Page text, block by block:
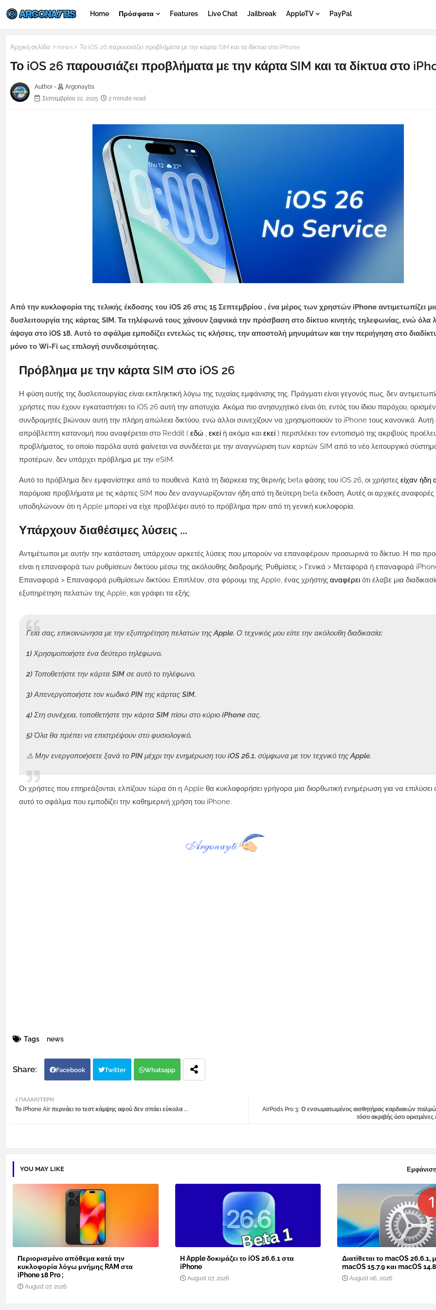
Home Πρόσφατα Features Live Chat Jailbreak AppleTV PayPal
Αρχική σελίδα news Το iOS 26 παρουσιάζει προβλήματα με την κάρτα SIM και τα δίκτυα στο iPhone
Το iOS 26 παρουσιάζει προβλήματα με την κάρτα SIM και τα δίκτυα στο
Author -
Argonaytis
Σεπτεμβρίου 22, 2025
2 minute read
Από την κυκλοφορία της τελικής έκδοσης του iOS 26 στις 15 Σεπτεμβρίου , ένα μέρος των χρηστών iPhone αντιμετωπίζει
δυσλειτουργία της κάρτας SIM. Τα τηλέφωνά τους χάνουν ξαφνικά την πρόσβαση στο δίκτυο κινητής τηλεφωνίας, ενώ όλα
άψογα στο iOS 18. Αυτό το σφάλμα εμποδίζει εντελώς τις κλήσεις, την αποστολή μηνυμάτων και την περιήγηση στο
μόνο το Wi-Fi ως επιλογή συνδεσιμότητας.
Πρόβλημα με την κάρτα SIM στο iOS 26
Η φύση αυτής της δυσλειτουργίας είναι εκπληκτική λόγω της τυχαίας εμφάνισης της. Πράγματι είναι γεγονός πως, δεν
χρήστες που έχουν εγκαταστήσει το iOS 26 αυτή την αποτυχία. Ακόμα πιο ανησυχητικό είναι ότι, εντός του ίδιου παρόχου,
συνδρομητές βιώνουν αυτή την πλήρη απώλεια δικτύου, ενώ άλλοι συνεχίζουν να χρησιμοποιούν το iPhone τους κανονικά. Αυτή
απρόβλεπτη κατανομή που αναφέρεται στο Reddit ( εδώ , εκεί ή ακόμα και εκεί ) περιπλέκει τον εντοπισμό της ακριβούς
προβλήματος, το οποίο παρόλα αυτά φαίνεται να συνδέεται με την αναγνώριση των καρτών SIM από το νέο λειτουργικό
προτέρων, δεν υπάρχει πρόβλημα με την eSIM.
Αυτό το πρόβλημα δεν εμφανίστηκε από το πουθενά. Κατά τη διάρκεια της θερινής beta φάσης του iOS 26, οι χρήστες είχαν ήδη
παρόμοια προβλήματα με τις κάρτες SIM που δεν αναγνωρίζονταν ήδη από τη δεύτερη beta έκδοση. Αυτές οι αρχικές αναφορές
υποδηλώνουν ότι η Apple μπορεί να είχε προβλέψει αυτό το πρόβλημα πριν από τη γενική κυκλοφορία.
Υπάρχουν διαθέσιμες λύσεις ...
Αντιμέτωποι με αυτήν την κατάσταση, υπάρχουν αρκετές λύσεις που μπορούν να επαναφέρουν προσωρινά το δίκτυο. Η πιο
είναι η επαναφορά των ρυθμίσεων δικτύου μέσω της ακόλουθης διαδρομής: Ρυθμίσεις > Γενικά > Μεταφορά ή επαναφορά
Επαναφορά > Επαναφορά ρυθμίσεων δικτύου. Επιπλέον, στα φόρουμ της Apple, ένας χρήστης αναφέρει ότι έλαβε μια
εξυπηρέτηση πελατών της Apple, και γράφει τα εξής:
Γεια σας, επικοινώνησα με την εξυπηρέτηση πελατών της Apple. Ο τεχνικός μου είπε την ακόλουθη διαδικασία:
1) Χρησιμοποιήστε ένα δεύτερο τηλέφωνο.
2) Τοποθετήστε την κάρτα SIM σε αυτό το τηλέφωνο.
3) Απενεργοποιήστε τον κωδικό PIN της κάρτας SIM.
4) Στη συνέχεια, τοποθετήστε την κάρτα SIM πίσω στο κύριο iPhone σας.
5) Όλα θα πρέπει να επιστρέψουν στο φυσιολογικό.
⚠️ Μην ενεργοποιήσετε ξανά το PIN μέχρι την ενημέρωση του iOS 26.1, σύμφωνα με τον τεχνικό της Apple.
Οι χρήστες που επηρεάζονται, ελπίζουν τώρα ότι η Apple θα κυκλοφορήσει γρήγορα μια διορθωτική ενημέρωση για να επιλύσει
αυτό το σφάλμα που εμποδίζει την καθημερινή χρήση του iPhone.
Tags news
Facebook Twitter Whatsapp
AirPods Pro 3: Ο ενσωματωμένος αισθητήρας καρδιακών
τόσο ακριβής όσο ορισμένες
ΠΑΛΑΙΌΤΕΡΗ
Το iPhone Air περνάει το τεστ κάμψης αφού δεν σπάει εύκολα ...
YOU MAY LIKE
Περιορισμένο απόθεμα κατά την
κυκλοφορία λόγω μνήμης RAM στα
iPhone 18 Pro ;
August 07, 2026
Η Apple δοκιμάζει το iOS 26.6.1 στα
iPhone
August 07, 2026
Διατίθεται το macOS 26.6.1,
macOS 15.7.9 και macOS
August 06, 2026